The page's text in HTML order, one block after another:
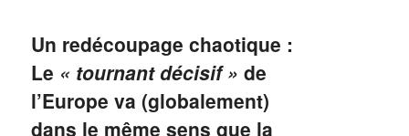
Un redécoupage chaotique :
Le « tournant décisif » de
l’Europe va (globalement)
dans le même sens que la